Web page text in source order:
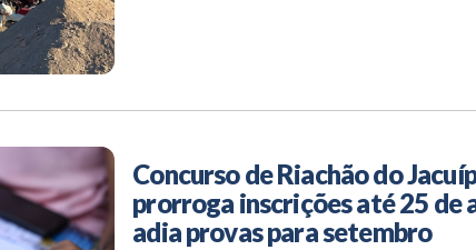
Concurso de Riachão do
prorroga inscrições até 25 de
adia provas para setembro